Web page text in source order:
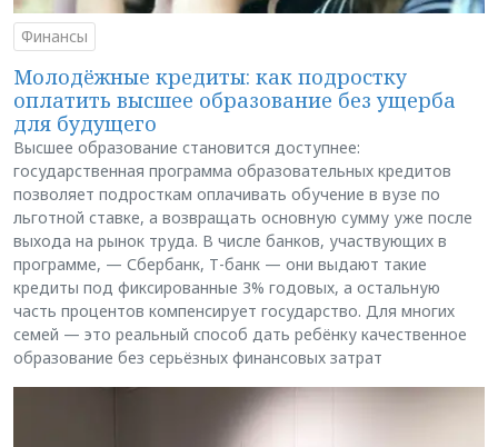
Финансы
Молодёжные кредиты: как подростку
оплатить высшее образование без ущерба
для будущего
Высшее образование становится доступнее:
государственная программа образовательных кредитов
позволяет подросткам оплачивать обучение в вузе по
льготной ставке, а возвращать основную сумму уже после
выхода на рынок труда. В числе банков, участвующих в
программе, — Сбербанк, Т-банк — они выдают такие
кредиты под фиксированные 3% годовых, а остальную
часть процентов компенсирует государство. Для многих
семей — это реальный способ дать ребёнку качественное
образование без серьёзных финансовых затрат